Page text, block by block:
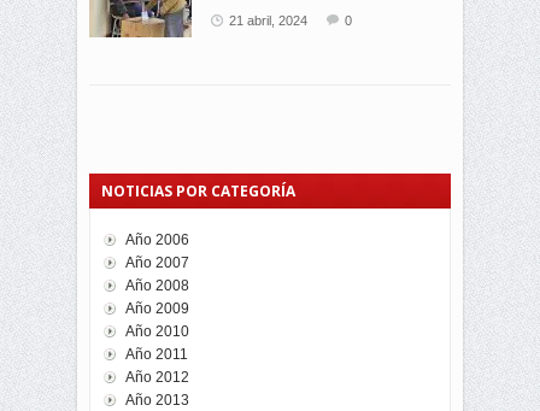
21 abril, 2024 0
NOTICIAS POR CATEGORÍA
Año 2006
Año 2007
Año 2008
Año 2009
Año 2010
Año 2011
Año 2012
Año 2013